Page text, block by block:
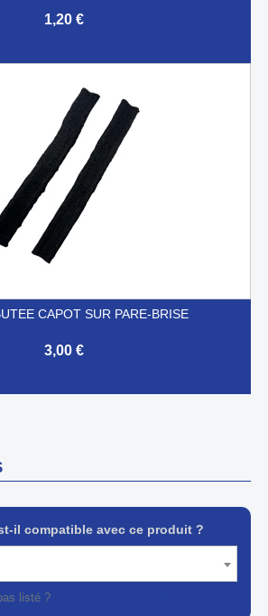
1,20 €
CAPOT SUR PARE-BRISE
3,00 €
il compatible avec ce produit ?
listé ?